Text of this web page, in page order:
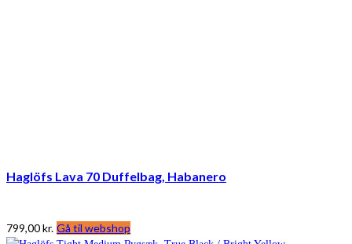
Haglöfs Lava 70 Duffelbag, Habanero
799,00kr. Gå til webshop